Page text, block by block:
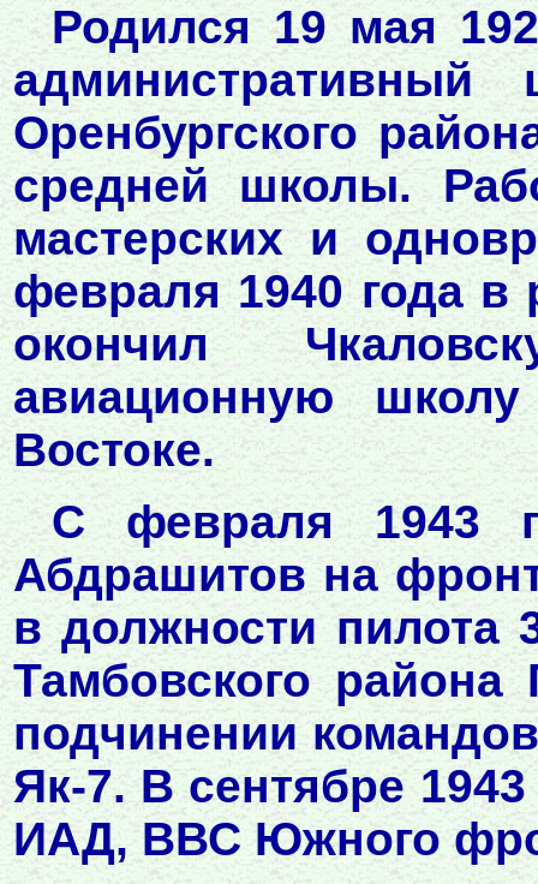
Родился 19 мая
административный
Оренбургского
средней школы.
мастерских и
февраля 1940 года в
окончил
авиационную
Востоке.
С февраля 1943
Абдрашитов на
в должности пилота
Тамбовского
подчинении
Як-7. В сентябре
ИАД, ВВС Южного